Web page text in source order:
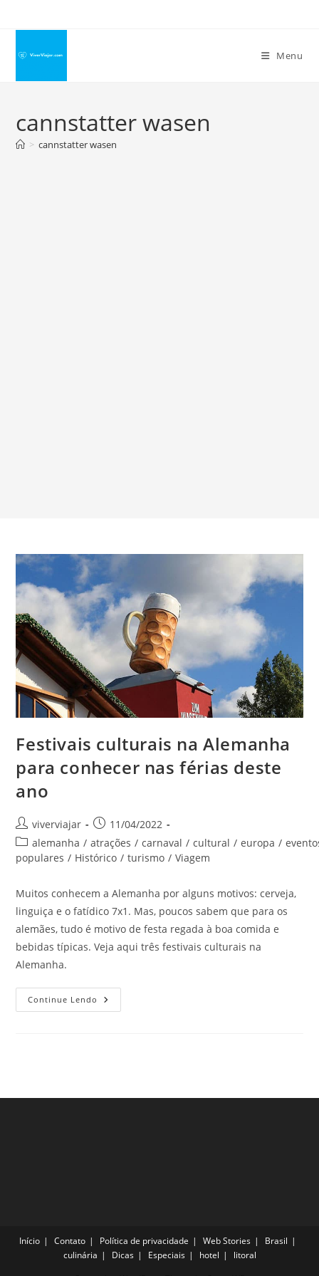
conteúdo
Menu
cannstatter wasen
> cannstatter wasen
Festivais culturais na Alemanha
para conhecer nas férias deste
ano
Autor
do
post:
viverviajar
Post
publicado:
11/04/2022
Categoria
do
alemanha / atrações / carnaval / cultural / europa /
populares / Histórico / turismo / Viagem
Muitos conhecem a Alemanha por alguns motivos: cerveja,
linguiça e o fatídico 7x1. Mas, poucos sabem que para os
alemães, tudo é motivo de festa regada à boa comida e
bebidas típicas. Veja aqui três festivais culturais na
Alemanha.
Continue Lendo Festivais
Culturais
Início Contato Política de privacidade Web Stories
Brasil
culinária
Dicas Especiais hotel litoral